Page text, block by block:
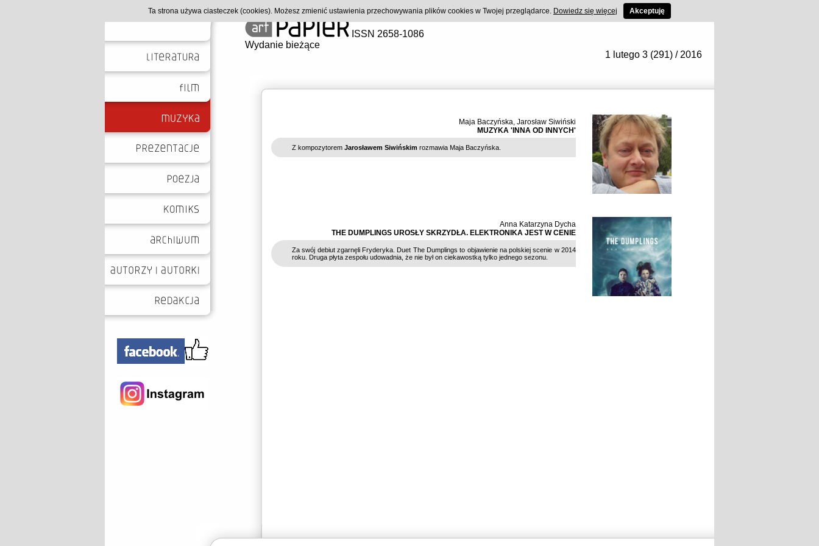
ISSN 2658-1086
Wydanie bieżące
1 lutego 3 (291) / 2016
Maja Baczyńska, Jarosław Siwiński
MUZYKA 'INNA OD INNYCH'
Z kompozytorem Jarosławem Siwińskim rozmawia Maja Baczyńska.
Anna Katarzyna Dycha
THE DUMPLINGS UROSŁY SKRZYDŁA. ELEKTRONIKA JEST W CENIE
Za swój debiut zgarnęli Fryderyka. Duet The Dumplings to objawienie na polskiej scenie w 2014
roku. Druga płyta zespołu udowadnia, że nie był on ciekawostką tylko jednego sezonu.
Ta strona używa ciasteczek (cookies). Możesz zmienić ustawienia przechowywania plików cookies w Twojej przeglądarce. Dowiedz się więcej Akceptuję